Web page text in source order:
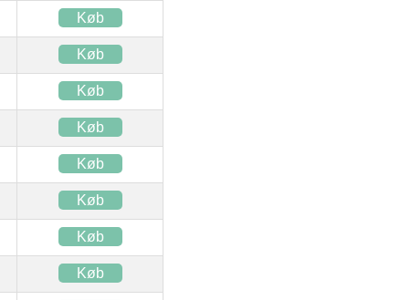
Køb
Køb
Køb
Køb
Køb
Køb
Køb
Køb